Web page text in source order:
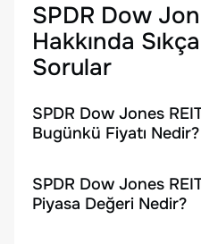
SPDR Dow
Hakkında
Sorular
SPDR Dow Jones
Bugünkü Fiyatı Nedir?
SPDR Dow Jones
Piyasa Değeri Nedir?